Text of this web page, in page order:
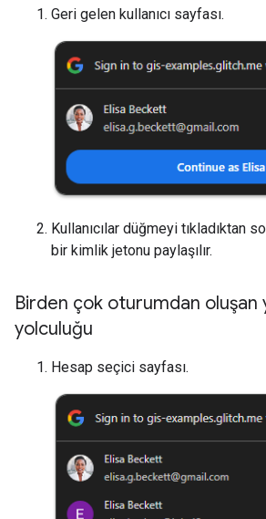
Geri gelen kullanıcı sayfası.
Kullanıcılar düğmeyi tıkladıktan
bir kimlik jetonu paylaşılır.
Birden çok oturumdan oluşan
yolculuğu
Hesap seçici sayfası.